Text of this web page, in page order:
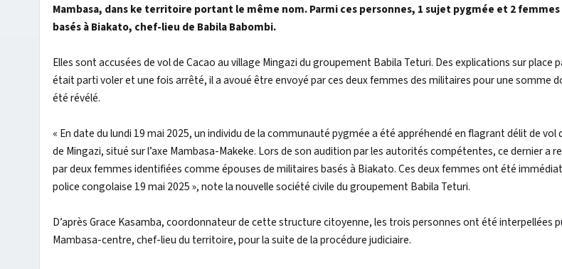
Mambasa, dans ke territoire portant le même nom. Parmi ces personnes, 1 sujet pygmée et 2 femmes
basés à Biakato, chef-lieu de Babila Babombi.
Elles sont accusées de vol de Cacao au village Mingazi du groupement Babila Teturi. Des explications sur place
était parti voler et une fois arrêté, il a avoué être envoyé par ces deux femmes des militaires pour une somme
été révélé.
« En date du lundi 19 mai 2025, un individu de la communauté pygmée a été appréhendé en flagrant délit de vol
de Mingazi, situé sur l’axe Mambasa-Makeke. Lors de son audition par les autorités compétentes, ce dernier a
par deux femmes identifiées comme épouses de militaires basés à Biakato. Ces deux femmes ont été
police congolaise 19 mai 2025 », note la nouvelle société civile du groupement Babila Teturi.
D’après Grace Kasamba, coordonnateur de cette structure citoyenne, les trois personnes ont été interpellées
Mambasa-centre, chef-lieu du territoire, pour la suite de la procédure judiciaire.